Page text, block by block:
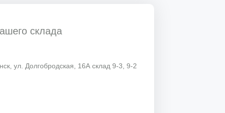
склада
ул. Долгобродская, 16А склад 9-3, 9-2